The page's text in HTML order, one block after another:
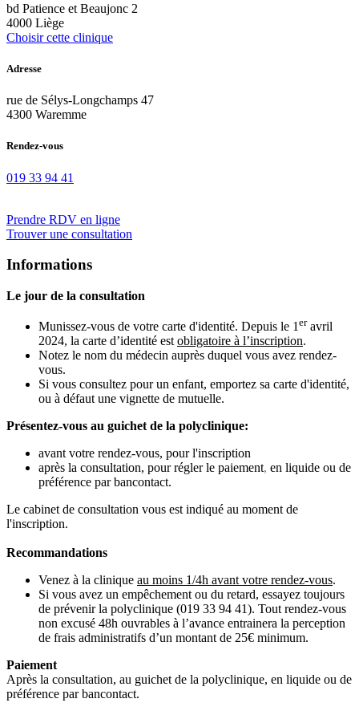
bd Patience et Beaujonc 2
4000 Liège
Choisir cette clinique
Adresse
rue de Sélys-Longchamps 47
4300 Waremme
Rendez-vous
019 33 94 41
Prendre RDV en ligne
Trouver une consultation
Informations
Le jour de la consultation
Munissez-vous de votre carte d'identité. Depuis le 1 eravril
2024, la carte d’identité est obligatoire à l’inscription.
Notez le nom du médecin auprès duquel vous avez rendez-
vous.
Si vous consultez pour un enfant, emportez sa carte d'identité,
ou à défaut une vignette de mutuelle.
Présentez-vous au guichet de la polyclinique:
avant votre rendez-vous, pour l'inscription
après la consultation, pour régler le paiement, en liquide ou de
préférence par bancontact.
Le cabinet de consultation vous est indiqué au moment de
l'inscription.
Recommandations
Venez à la clinique au moins 1/4h avant votre rendez-vous.
Si vous avez un empêchement ou du retard, essayez toujours
de prévenir la polyclinique (019 33 94 41). Tout rendez-vous
non excusé 48h ouvrables à l’avance entrainera la perception
de frais administratifs d’un montant de 25€ minimum.
Paiement
Après la consultation, au guichet de la polyclinique, en liquide ou de
préférence par bancontact.